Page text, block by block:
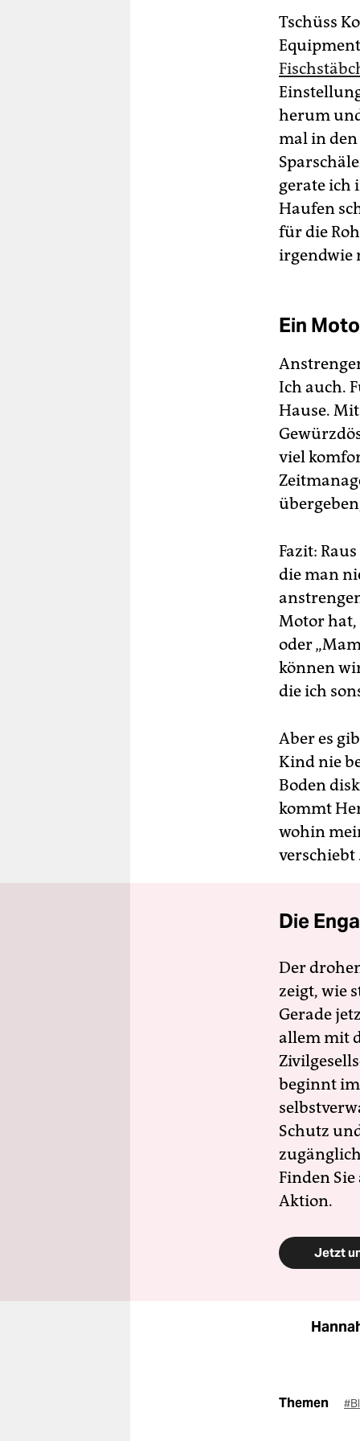
Tschüss
herum
mal in
gerate ich
Haufen
für die
irgendwie
Ein
Ich auch.
Hause.
viel
Fazit:
die man
Motor hat,
oder
können
die ich
Aber es
Kind nie
Boden
kommt
wohin
verschiebt
Die
Der
zeigt, wie
Gerade
allem mit
beginnt
Schutz
Finden
Aktion.
Jetzt
Themen